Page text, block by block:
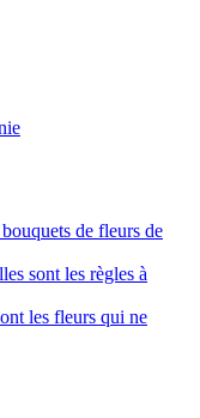
de fleurs de
sont les règles à
les fleurs qui ne